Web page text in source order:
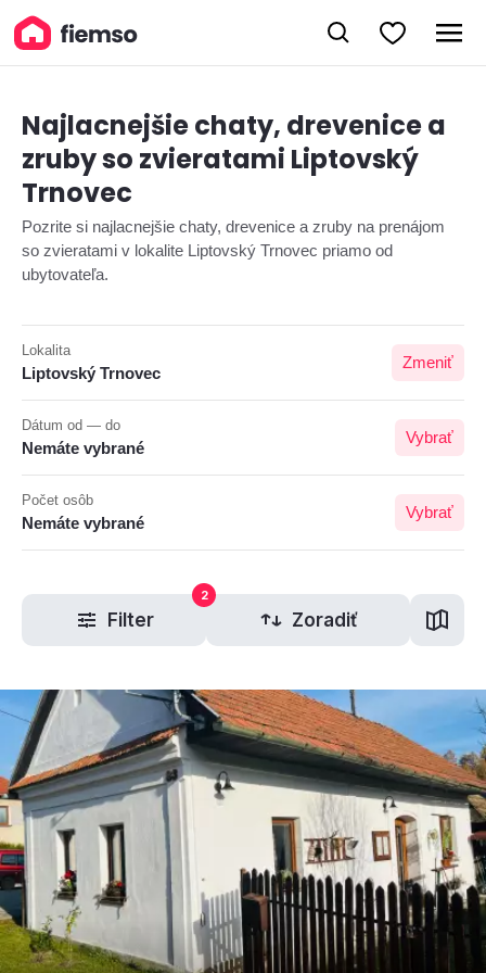
Najlacnejšie chaty, drevenice a
zruby so zvieratami Liptovský
Trnovec
Pozrite si najlacnejšie chaty, drevenice a zruby na prenájom
so zvieratami v lokalite Liptovský Trnovec priamo od
ubytovateľa.
Lokalita
Liptovský Trnovec
Zmeniť
Dátum od — do
Nemáte vybrané
Vybrať
Počet osôb
Nemáte vybrané
Vybrať
Filter
2
Zoradiť